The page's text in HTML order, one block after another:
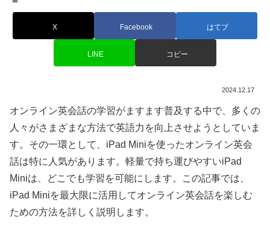
X Facebook はてブ
LINE コピー
2024.12.17
オンライン英会話の学習がますます普及する中で、多くの
人々がさまざまな方法で英語力を向上させようとしていま
す。その一環として、iPad Miniを使ったオンライン英会
話は特に人気があります。軽量で持ち運びやすいiPad
Miniは、どこでも学習を可能にします。この記事では、
iPad Miniを最大限に活用してオンライン英会話を楽しむ
ための方法を詳しく説明します。